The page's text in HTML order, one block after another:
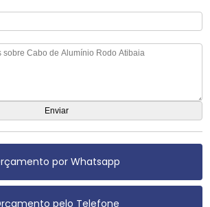
por Whatsapp
pelo Telefone